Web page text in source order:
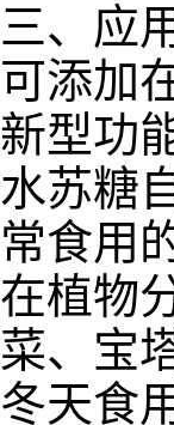
三、应
可添加
新型功
水苏糖
常食用
在植物
菜、宝
冬天食